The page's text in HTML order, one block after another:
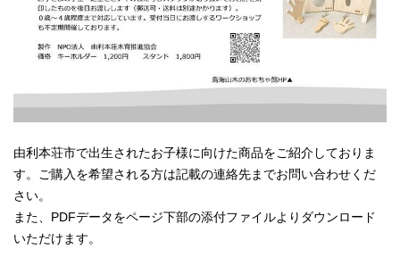
由利本荘市で出生されたお子様に向けた商品をご紹介しておりま
す。ご購入を希望される方は記載の連絡先までお問い合わせくだ
さい。
また、PDFデータをページ下部の添付ファイルよりダウンロード
いただけます。